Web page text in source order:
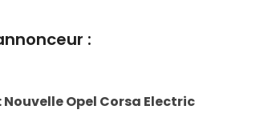
:
Nouvelle Opel Corsa Electric